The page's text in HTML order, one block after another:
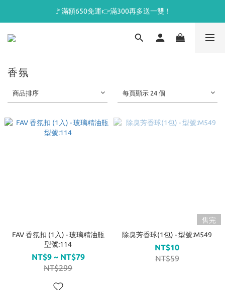
🚩滿額650免運👉滿300再多送一雙！
香氛
商品排序 每頁顯示 24 個
FAV 香氛扣 (1入) - 玻璃精油瓶
型號:114
NT$9 ~ NT$79
NT$299
售完
除臭芳香球(1包) - 型號:M549
NT$10
NT$59